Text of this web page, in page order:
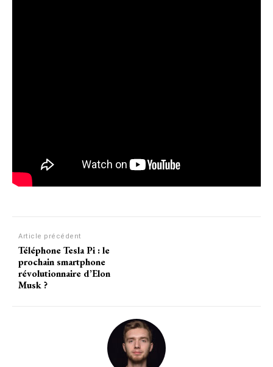
Article précédent
Téléphone Tesla Pi : le
prochain smartphone
révolutionnaire d’Elon
Musk ?